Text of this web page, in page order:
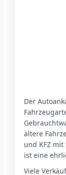
Der
ältere
und KFZ
ist eine
Viele